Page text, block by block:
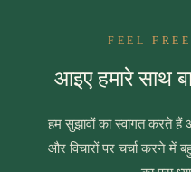
FEEL
आइए हमारे साथ
हम सुझावों का स्वागत करते
और विचारों पर चर्चा करने